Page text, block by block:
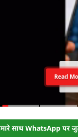
Read
साथ WhatsApp पर